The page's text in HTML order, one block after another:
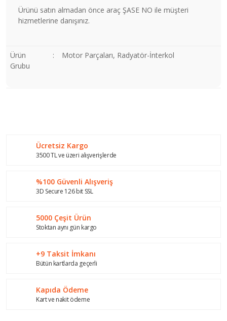
Ürünü satın almadan önce araç ŞASE NO ile müşteri
hizmetlerine danışınız.
Ürün
Grubu
: Motor Parçaları, Radyatör-İnterkol
Ürün resmi kalitesiz, bozuk veya görüntülenemiyor.
Ürün bilgilerinde hatalar bulunuyor.
Bu ürüne benzer farklı alternatifler olmalı.
Ücretsiz Kargo
3500 TL ve üzeri alışverişlerde
%100 Güvenli Alışveriş
3D Secure 126 bit SSL
5000 Çeşit Ürün
Stoktan aynı gün kargo
+9 Taksit İmkanı
Bütün kartlarda geçerli
Kapıda Ödeme
Kart ve nakit ödeme